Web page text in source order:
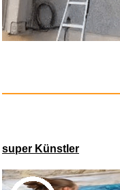
Star Wars
super Künstler